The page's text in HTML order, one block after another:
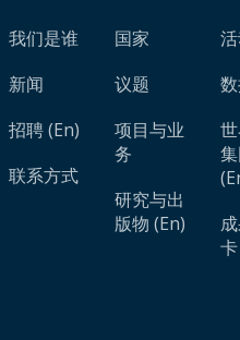
我们是谁
新闻
招聘 (En)
联系方式
国家
议题
项目与业
务
研究与出
版物 (En)